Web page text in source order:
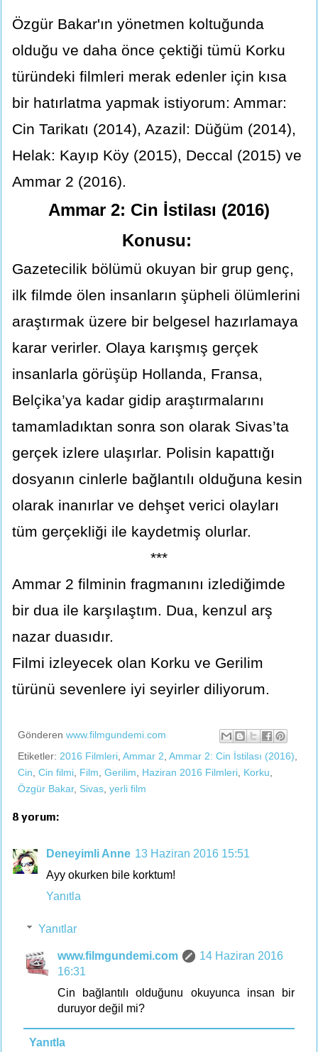
Özgür Bakar'ın yönetmen koltuğunda
olduğu ve daha önce çektiği tümü Korku
türündeki filmleri merak edenler için kısa
bir hatırlatma yapmak istiyorum: Ammar:
Cin Tarikatı (2014), Azazil: Düğüm (2014),
Helak: Kayıp Köy (2015), Deccal (2015) ve
Ammar 2 (2016).
Ammar 2: Cin İstilası (2016)
Konusu:
Gazetecilik bölümü okuyan bir grup genç,
ilk filmde ölen insanların şüpheli ölümlerini
araştırmak üzere bir belgesel hazırlamaya
karar verirler. Olaya karışmış gerçek
insanlarla görüşüp Hollanda, Fransa,
Belçika’ya kadar gidip araştırmalarını
tamamladıktan sonra son olarak Sivas’ta
gerçek izlere ulaşırlar. Polisin kapattığı
dosyanın cinlerle bağlantılı olduğuna kesin
olarak inanırlar ve dehşet verici olayları
tüm gerçekliği ile kaydetmiş olurlar.
***
Ammar 2 filminin fragmanını izlediğimde
bir dua ile karşılaştım. Dua, kenzul arş
nazar duasıdır.
Filmi izleyecek olan Korku ve Gerilim
türünü sevenlere iyi seyirler diliyorum.
Gönderen www.filmgundemi.com
Etiketler: 2016 Filmleri Ammar 2 Ammar 2: Cin İstilası (2016)
Cin Cin filmi Film Gerilim Haziran 2016 Filmleri Korku
Özgür Bakar, Sivas yerli film
8 yorum:
Deneyimli Anne 13 Haziran 2016 15:51
Ayy okurken bile korktum!
Yanıtla
Yanıtlar
www.filmgundemi.com
14 Haziran 2016
16:31
Cin bağlantılı olduğunu okuyunca insan bir
duruyor değil mi?
Yanıtla